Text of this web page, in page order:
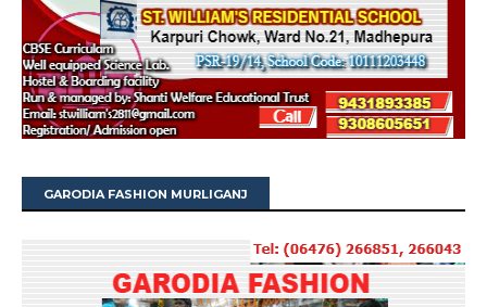
GARODIA FASHION MURLIGANJ